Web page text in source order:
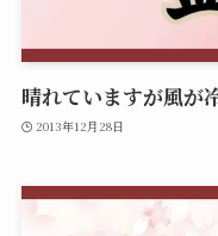
晴れていますが風が
2013年12月28日